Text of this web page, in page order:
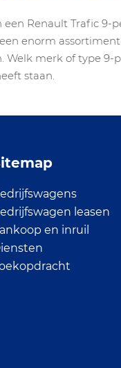
Renault Trafic 9-
enorm
merk of type 9-
staan.
leasen
en inruil